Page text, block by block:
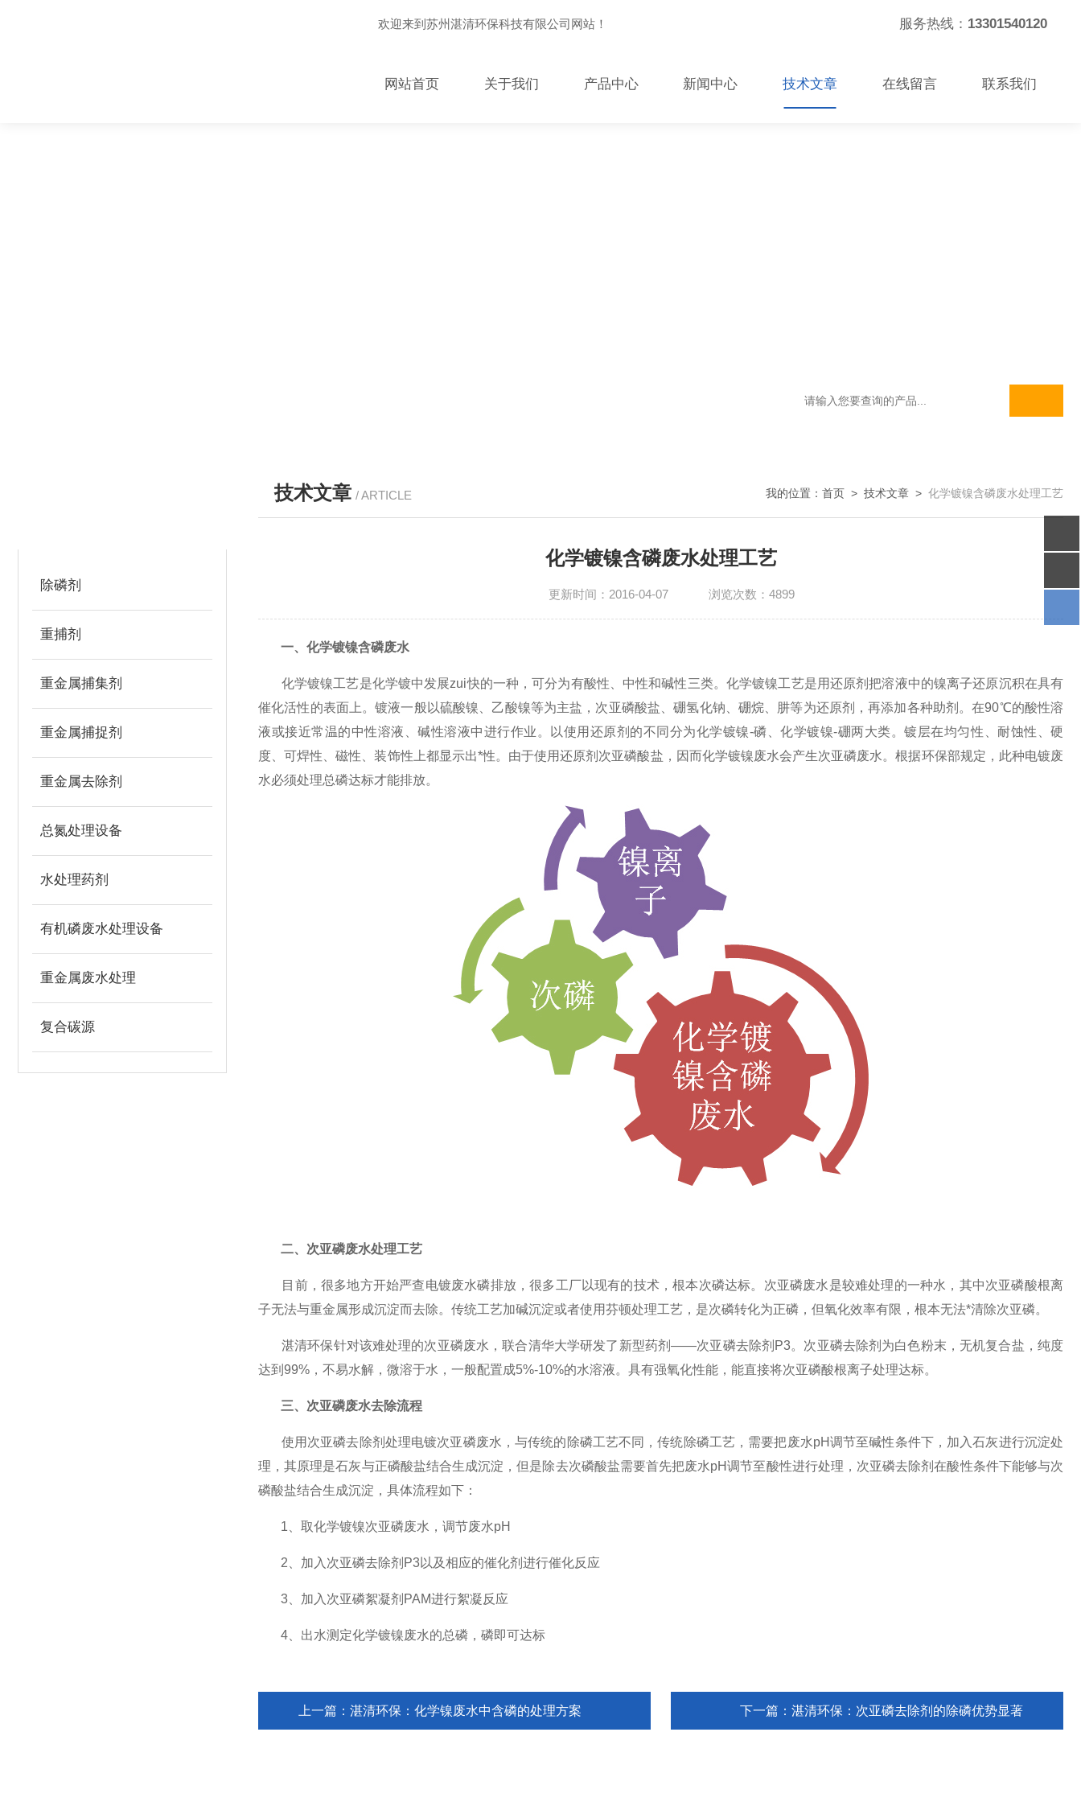
欢迎来到苏州湛清环保科技有限公司网站！ 服务热线： 13301540120
网站首页 关于我们 产品中心 新闻中心 技术文章 在线留言 联系我们
除磷剂
重捕剂
重金属捕集剂
重金属捕捉剂
重金属去除剂
总氮处理设备
水处理药剂
有机磷废水处理设备
重金属废水处理
复合碳源
技术文章 / ARTICLE 我的位置： 首页 > 技术文章 > 化学镀镍含磷废水处理工艺
化学镀镍含磷废水处理工艺
更新时间：2016-04-07 浏览次数：4899
一、化学镀镍含磷废水
化学镀镍工艺是化学镀中发展zui快的一种，可分为有酸性、中性和碱性三类。化学镀镍工艺是用还原剂把溶液中的镍离子还原沉积在具有
催化活性的表面上。镀液一般以硫酸镍 乙酸镍等为主盐，次亚磷酸盐、硼氢化钠 、硼烷、肼等为还原剂，再添加各种助剂。在90℃的酸性溶
液或接近常温的中性溶液 、碱性溶液中进行作业。以使用还原剂的不同分为化学镀镍-磷、化学镀镍-硼两大类。镀层在均匀性 、耐蚀性、硬
度、可焊性 、磁性、装饰性上都显示出*性。由于使用还原剂次亚磷酸盐，因而化学镀镍废水会产生次亚磷废水。根据环保部规定，此种电镀废
水必须处理总磷达标才能排放。
二、次亚磷废水处理工艺
目前，很多地方开始严查电镀废水磷排放，很多工厂以现有的技术，根本次磷达标。次亚磷废水是较难处理的一种水，其中次亚磷酸根离
子无法与重金属形成沉淀而去除。传统工艺加碱沉淀或者使用芬顿处理工艺，是次磷转化为正磷，但氧化效率有限，根本无法*清除次亚磷。
湛清环保针对该难处理的次亚磷废水，联合清华大学研发了新型药剂——次亚磷去除剂P3。次亚磷去除剂为白色粉末，无机复合盐，纯度
达到99%，不易水解，微溶于水，一般配置成5%-10%的水溶液。具有强氧化性能，能直接将次亚磷酸根离子处理达标。
三、次亚磷废水去除流程
使用次亚磷去除剂处理电镀次亚磷废水，与传统的除磷工艺不同，传统除磷工艺，需要把废水pH调节至碱性条件下，加入石灰进行沉淀处
理，其原理是石灰与正磷酸盐结合生成沉淀，但是除去次磷酸盐需要首先把废水pH调节至酸性进行处理，次亚磷去除剂在酸性条件下能够与次
磷酸盐结合生成沉淀，具体流程如下：
1、取化学镀镍次亚磷废水，调节废水pH
2、加入次亚磷去除剂P3以及相应的催化剂进行催化反应
3、加入次亚磷絮凝剂PAM进行絮凝反应
4、出水测定化学镀镍废水的总磷，磷即可达标
上一篇： 湛清环保：化学镍废水中含磷的处理方案 下一篇： 湛清环保：次亚磷去除剂的除磷优势显著